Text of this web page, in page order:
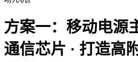
方案一：移动电源
通信芯片 · 打造高